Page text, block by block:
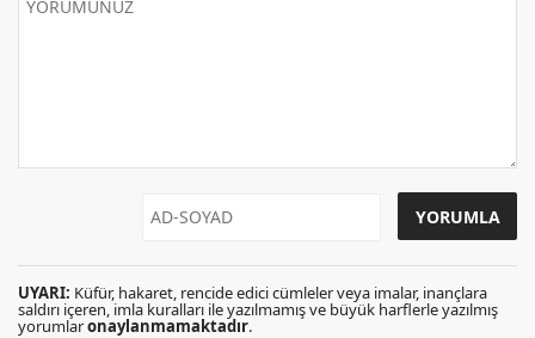
UYARI: Küfür, hakaret, rencide edici cümleler veya imalar, inançlara
saldırı içeren, imla kuralları ile yazılmamış ve büyük harflerle yazılmış
yorumlaronaylanmamaktadır.